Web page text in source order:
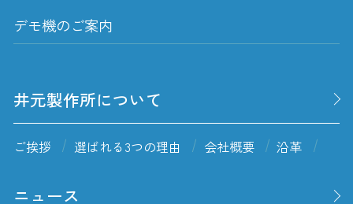
デモ機のご案内
井元製作所について
ご挨拶 選ばれる3つの理由 会社概要 沿革
ニュース